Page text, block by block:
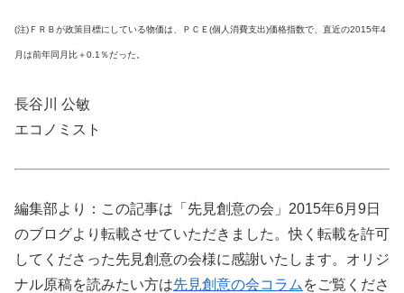
(注)ＦＲＢが政策目標にしている物価は、ＰＣＥ(個人消費支出)価格指数で、直近の2015年4
月は前年同月比＋0.1％だった。
長谷川 公敏
エコノミスト
編集部より：この記事は「先見創意の会」2015年6月9日
のブログより転載させていただきました。快く転載を許可
してくださった先見創意の会様に感謝いたします。オリジ
ナル原稿を読みたい方は先見創意の会コラム をご覧くださ